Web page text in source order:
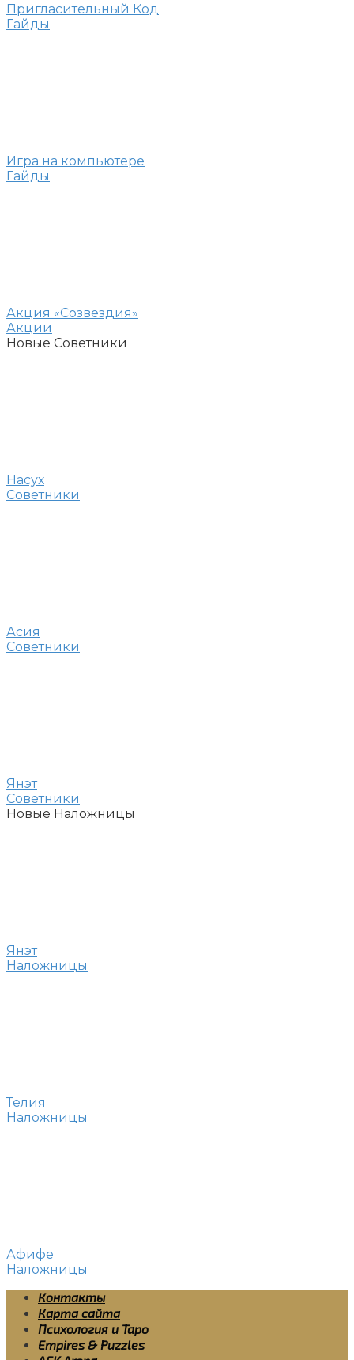
Пригласительный Код
Гайды
Игра на компьютере
Гайды
Акция «Созвездия»
Акции
Новые Советники
Насух
Советники
Асия
Советники
Янэт
Советники
Новые Наложницы
Янэт
Наложницы
Телия
Наложницы
Афифе
Наложницы
Контакты
Карта сайта
Психология и Таро
Empires & Puzzles